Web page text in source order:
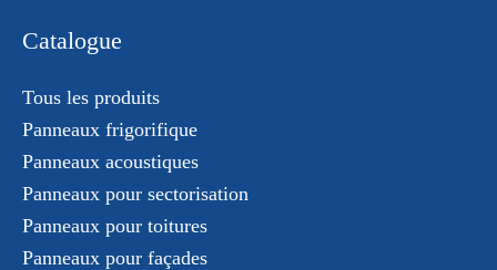
Catalogue
Tous les produits
Panneaux frigorifique
Panneaux acoustiques
Panneaux pour sectorisation
Panneaux pour toitures
Panneaux pour façades